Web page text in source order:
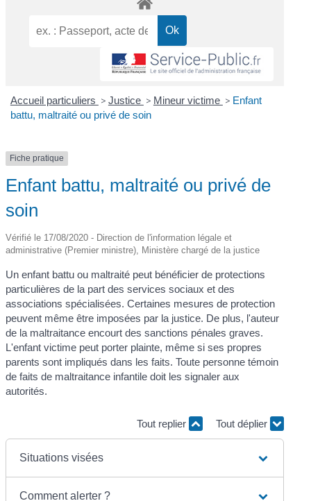
Accueil particuliers > Justice > Mineur victime > Enfant
battu, maltraité ou privé de soin
Fiche pratique
Enfant battu, maltraité ou privé de
soin
Vérifié le 17/08/2020 - Direction de l'information légale et
administrative (Premier ministre), Ministère chargé de la justice
Un enfant battu ou maltraité peut bénéficier de protections
particulières de la part des services sociaux et des
associations spécialisées. Certaines mesures de protection
peuvent même être imposées par la justice. De plus, l'auteur
de la maltraitance encourt des sanctions pénales graves.
L'enfant victime peut porter plainte, même si ses propres
parents sont impliqués dans les faits. Toute personne témoin
de faits de maltraitance infantile doit les signaler aux
autorités.
Tout replier Tout déplier
Situations visées
Comment alerter ?